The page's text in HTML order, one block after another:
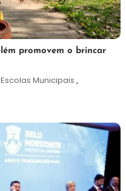
promovem o brincar
Escolas Municipais ,